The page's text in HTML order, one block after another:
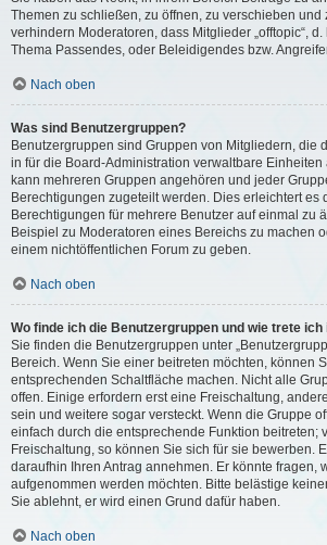
Themen zu schließen, zu öffnen, zu verschieben
verhindern Moderatoren, dass Mitglieder „offtopic“,
Thema Passendes, oder Beleidigendes bzw.
Nach oben
Was sind Benutzergruppen?
Benutzergruppen sind Gruppen von Mitgliedern, die
in für die Board-Administration verwaltbare Einheiten
kann mehreren Gruppen angehören und jeder
Berechtigungen zugeteilt werden. Dies erleichtert es
Berechtigungen für mehrere Benutzer auf einmal zu
Beispiel zu Moderatoren eines Bereichs zu machen
einem nichtöffentlichen Forum zu geben.
Nach oben
Wo finde ich die Benutzergruppen und wie trete ich
Sie finden die Benutzergruppen unter
Bereich. Wenn Sie einer beitreten möchten, können
entsprechenden Schaltfläche machen. Nicht alle
offen. Einige erfordern erst eine Freischaltung,
sein und weitere sogar versteckt. Wenn die Gruppe
einfach durch die entsprechende Funktion beitreten;
Freischaltung, so können Sie sich für sie bewerben.
daraufhin Ihren Antrag annehmen. Er könnte fragen,
aufgenommen werden möchten. Bitte belästige
Sie ablehnt, er wird einen Grund dafür haben.
Nach oben